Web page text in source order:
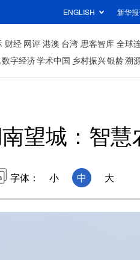
ENGLISH 新华报
财经 网评 港澳 台湾 思客智库 全球
数字经济学术中国 乡村振兴银龄溯
望城：智
字体： 小 中 大